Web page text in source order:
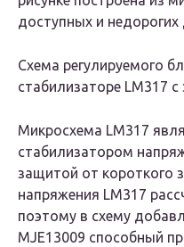
доступных и недорогих
Схема регулируемого
стабилизаторе LM317
Микросхема LM317
стабилизатором
защитой от короткого
напряжения LM317
поэтому в схему
MJE13009 способный